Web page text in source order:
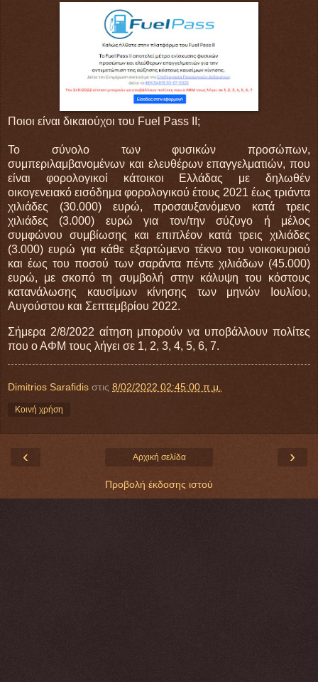
Ποιοι είναι δικαιούχοι του Fuel Pass II;
Το σύνολο των φυσικών προσώπων,
συμπεριλαμβανομένων και ελευθέρων επαγγελματιών, που
είναι φορολογικοί κάτοικοι Ελλάδας με δηλωθέν
οικογενειακό εισόδημα φορολογικού έτους 2021 έως τριάντα
χιλιάδες (30.000) ευρώ, προσαυξανόμενο κατά τρεις
χιλιάδες (3.000) ευρώ για τον/την σύζυγο ή μέλος
συμφώνου συμβίωσης και επιπλέον κατά τρεις χιλιάδες
(3.000) ευρώ για κάθε εξαρτώμενο τέκνο του νοικοκυριού
και έως του ποσού των σαράντα πέντε χιλιάδων (45.000)
ευρώ, με σκοπό τη συμβολή στην κάλυψη του κόστους
κατανάλωσης καυσίμων κίνησης των μηνών Ιουλίου,
Αυγούστου και Σεπτεμβρίου 2022.
Σήμερα 2/8/2022 αίτηση μπορούν να υποβάλλουν πολίτες
που ο ΑΦΜ τους λήγει σε 1, 2, 3, 4, 5, 6, 7.
Dimitrios Sarafidis στις 8/02/2022 02:45:00 π.μ.
Κοινή χρήση
‹ ›
Αρχική σελίδα
Προβολή έκδοσης ιστού